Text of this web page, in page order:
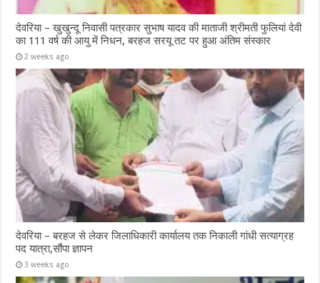
देवरिया – खुखुन्दू निवासी पत्रकार सुभाष यादव की माताजी श्रीमती फुलियां देवी
का 111 वर्ष की आयु में निधन, बरहज सरयू तट पर हुआ अंतिम संस्कार
2 weeks ago
देवरिया – बरहज से लेकर जिलाधिकारी कार्यालय तक निकाली गांधी सत्याग्रह
पद यात्रा,सौंपा ज्ञापन
3 weeks ago